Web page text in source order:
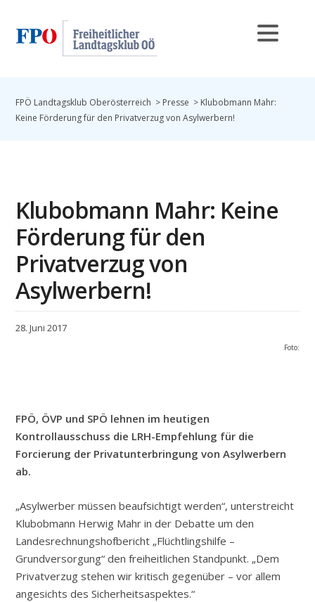
FPÖ Landtagsklub Oberösterreich > Presse > Klubobmann Mahr:
Keine Förderung für den Privatverzug von Asylwerbern!
Klubobmann Mahr: Keine
Förderung für den
Privatverzug von
Asylwerbern!
28. Juni 2017
Foto:
FPÖ, ÖVP und SPÖ lehnen im heutigen
Kontrollausschuss die LRH-Empfehlung für die
Forcierung der Privatunterbringung von Asylwerbern
ab.
„Asylwerber müssen beaufsichtigt werden“, unterstreicht
Klubobmann Herwig Mahr in der Debatte um den
Landesrechnungshofbericht „Flüchtlingshilfe –
Grundversorgung“ den freiheitlichen Standpunkt. „Dem
Privatverzug stehen wir kritisch gegenüber – vor allem
angesichts des Sicherheitsaspektes.“